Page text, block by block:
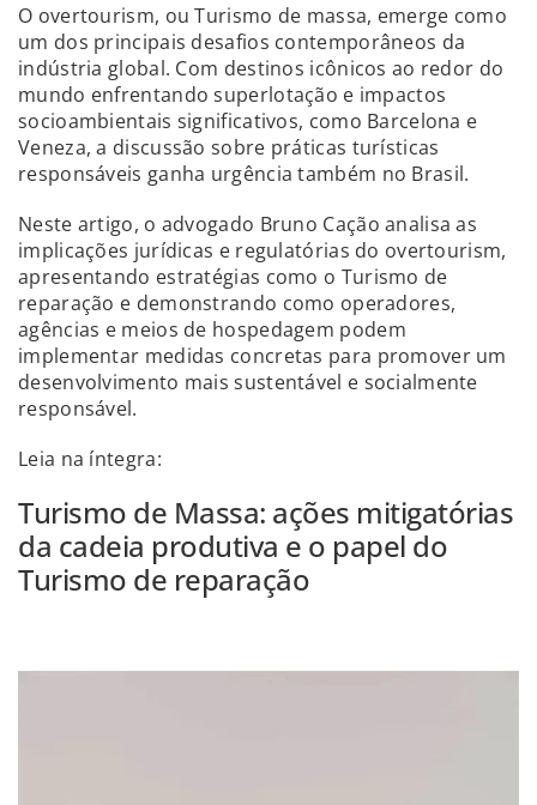
O overtourism, ou Turismo de massa, emerge como
um dos principais desafios contemporâneos da
indústria global. Com destinos icônicos ao redor do
mundo enfrentando superlotação e impactos
socioambientais significativos, como Barcelona e
Veneza, a discussão sobre práticas turísticas
responsáveis ganha urgência também no Brasil.
Neste artigo, o advogado Bruno Cação analisa as
implicações jurídicas e regulatórias do overtourism,
apresentando estratégias como o Turismo de
reparação e demonstrando como operadores,
agências e meios de hospedagem podem
implementar medidas concretas para promover um
desenvolvimento mais sustentável e socialmente
responsável.
Leia na íntegra:
Turismo de Massa: ações mitigatórias
da cadeia produtiva e o papel do
Turismo de reparação